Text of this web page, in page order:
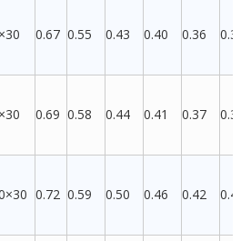
0.67 0.55 0.43 0.40 0.36 0.35
0.69 0.58 0.44 0.41 0.37 0.36
0.72 0.59 0.50 0.46 0.42 0.41